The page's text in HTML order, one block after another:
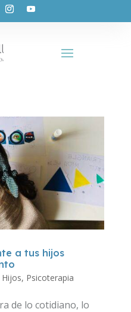
a tus hijos
Hijos, Psicoterapia
de lo cotidiano, lo